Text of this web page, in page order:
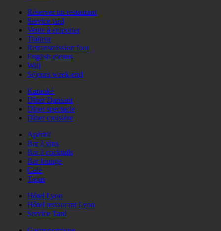
Réserver un restaurant
Service tard
Vente à emporter
Traiteur
Retransmission foot
English menus
Wifi
Séjours week-end
Karaoké
Dîner Dansant
Dîner spectacle
Dîner croisière
Apéritif
Bar à vins
Bar à cocktails
Bar lounge
Café
Tapas
Hôtel Lyon
Hôtel restaurant Lyon
Service Tard